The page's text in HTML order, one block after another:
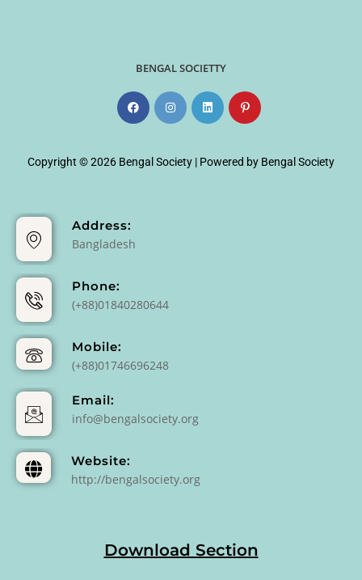
BENGAL SOCIETTY
Copyright © 2026 Bengal Society | Powered by Bengal Society
Address:
Bangladesh
Phone:
(+88)01840280644
Mobile:
(+88)01746696248
Email:
info@bengalsociety.org
Website:
http://bengalsociety.org
Download Section